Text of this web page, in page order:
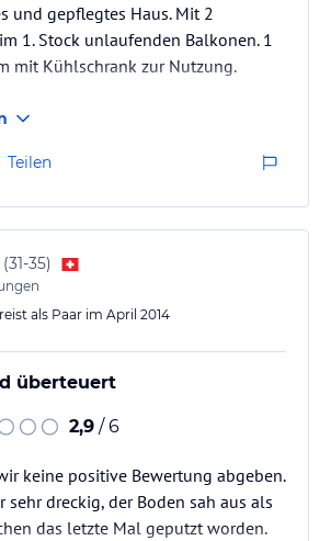
und gepflegtes Haus. Mit 2
1. Stock unlaufenden Balkonen. 1
mit Kühlschrank zur Nutzung.
Teilen
(31-35)
als Paar im April 2014
überteuert
2,9 / 6
keine positive Bewertung abgeben.
sehr dreckig, der Boden sah aus als
das letzte Mal geputzt worden.